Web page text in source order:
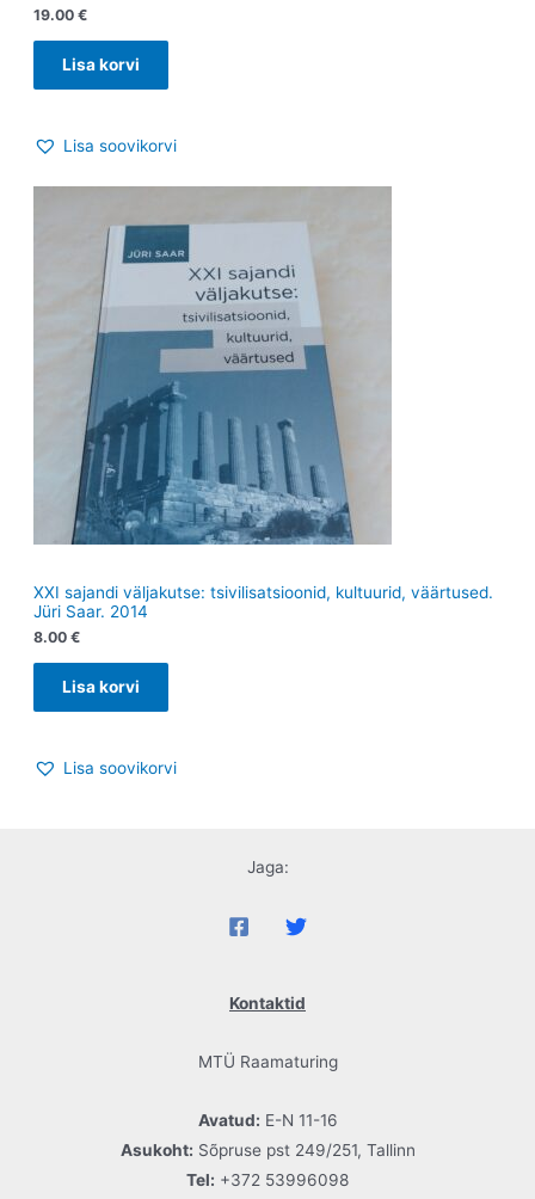
19.00 €
Lisa korvi
Lisa soovikorvi
XXI sajandi väljakutse: tsivilisatsioonid, kultuurid, väärtused.
Jüri Saar. 2014
8.00 €
Lisa korvi
Lisa soovikorvi
Jaga:
Kontaktid
MTÜ Raamaturing
Avatud: E-N 11-16
Asukoht: Sõpruse pst 249/251, Tallinn
Tel: +372 53996098